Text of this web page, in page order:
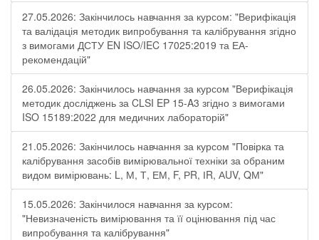
27.05.2026: Закінчилось навчання за курсом: "Верифікація
та валідація методик випробування та калібрування згідно
з вимогами ДСТУ EN ISO/IEC 17025:2019 та ЕА-
рекомендацій"
26.05.2026: Закінчилось навчання за курсом "Верифікація
методик досліджень за CLSI EP 15-A3 згідно з вимогами
ISO 15189:2022 для медичних лабораторій"
21.05.2026: Закінчилось навчання за курсом "Повірка та
калібрування засобів вимірювальної техніки за обраним
видом вимірювань: L, М, Т, ЕМ, F, РR, ІR, АUV, QМ"
15.05.2026: Закінчилося навчання за курсом:
"Невизначеність вимірювання та її оцінювання під час
випробування та калібрування"